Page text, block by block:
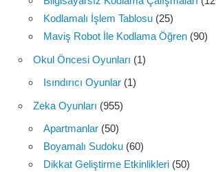
Kodlamalı İşlem Tablosu (25)
Maviş Robot İle Kodlama Öğren (90)
Okul Öncesi Oyunları (1)
Isındırıcı Oyunlar (1)
Zeka Oyunları (955)
Apartmanlar (50)
Boyamalı Sudoku (60)
Dikkat Geliştirme Etkinlikleri (50)